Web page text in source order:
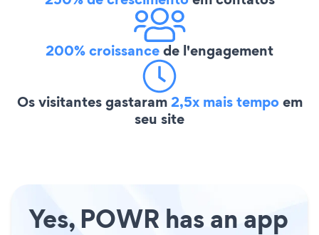
200% croissancede l'engagement
Os visitantes gastaram2,5x mais tempoem
seu site
Yes, POWR has an app